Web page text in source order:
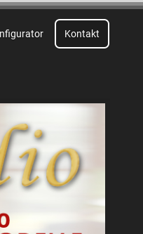
Kontakt